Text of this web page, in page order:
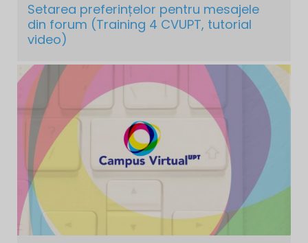
Setarea preferințelor pentru mesajele
din forum (Training 4 CVUPT, tutorial
video)